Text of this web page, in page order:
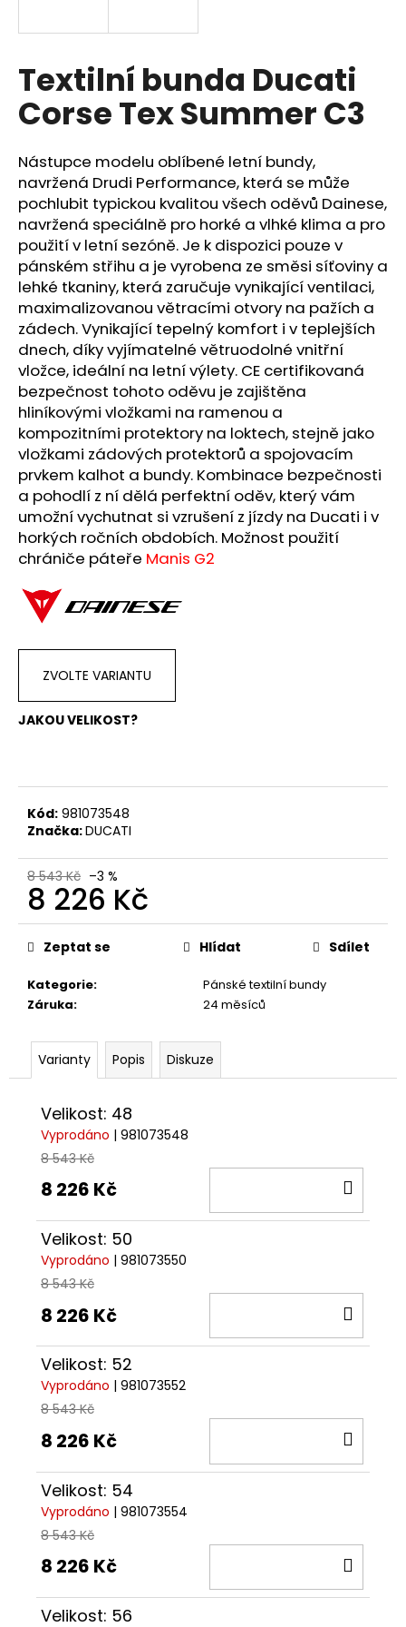
Textilní bunda Ducati
Corse Tex Summer C3
Nástupce modelu oblíbené letní bundy,
navržená Drudi Performance, která se může
pochlubit typickou kvalitou všech oděvů Dainese,
navržená speciálně pro horké a vlhké klima a pro
použití v letní sezóně. Je k dispozici pouze v
pánském střihu a je vyrobena ze směsi síťoviny a
lehké tkaniny, která zaručuje vynikající ventilaci,
maximalizovanou větracími otvory na pažích a
zádech. Vynikající tepelný komfort i v teplejších
dnech, díky vyjímatelné větruodolné vnitřní
vložce, ideální na letní výlety. CE certifikovaná
bezpečnost tohoto oděvu je zajištěna
hliníkovými vložkami na ramenou a
kompozitními protektory na loktech, stejně jako
vložkami zádových protektorů a spojovacím
prvkem kalhot a bundy. Kombinace bezpečnosti
a pohodlí z ní dělá perfektní oděv, který vám
umožní vychutnat si vzrušení z jízdy na Ducati i v
horkých ročních obdobích. Možnost použití
chrániče páteře Manis G2
ZVOLTE VARIANTU
JAKOU VELIKOST?
Kód: 981073548
Značka:DUCATI
8 543 Kč –3 %
8 226 Kč
Měrná
cena:
Kategorie:
Pánské textilní bundy
Záruka: 24 měsíců
Zeptat se Hlídat Sdílet
Varianty Popis Diskuze
Velikost: 48
Vyprodáno | 981073548
8 543 Kč
8 226 Kč
Velikost: 50
Vyprodáno | 981073550
8 543 Kč
8 226 Kč
Velikost: 52
Vyprodáno | 981073552
8 543 Kč
8 226 Kč
Velikost: 54
Vyprodáno | 981073554
8 543 Kč
8 226 Kč
Velikost: 56
í
t
?
HLEDAT
D
o
p
o
r
u
č
u
j
e
m
e
VESTA
CORSE
THRILL
2